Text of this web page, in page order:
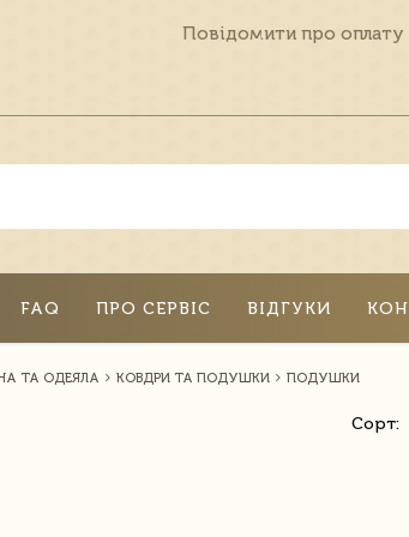
Повідомити про оплату
FAQ ПРО СЕРВІС ВІДГУКИ
ТА ОДЕЯЛА КОВДРИ ТА ПОДУШКИ ПОДУШКИ
Сорт: